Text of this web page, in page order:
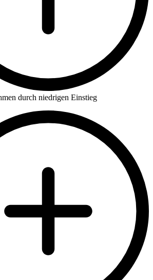
durch niedrigen Einstieg